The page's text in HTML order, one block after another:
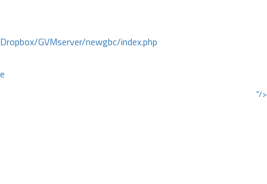
GVMserver/newgbc/index.php
"/>